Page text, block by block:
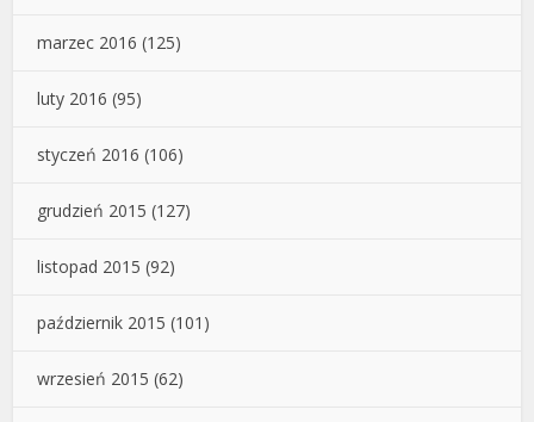
marzec 2016 (125)
luty 2016 (95)
styczeń 2016 (106)
grudzień 2015 (127)
listopad 2015 (92)
październik 2015 (101)
wrzesień 2015 (62)